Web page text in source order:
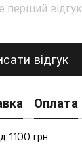
перший відгук
відгук
Оплата
1100 грн